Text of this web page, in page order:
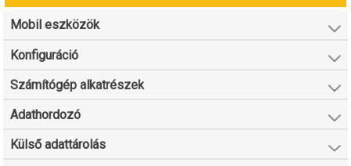
Mobil eszközök
Konfiguráció
Számítógép alkatrészek
Adathordozó
Külső adattárolás